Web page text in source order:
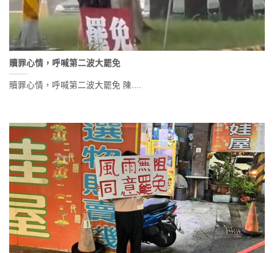
贖罪心情，呼喊第二波大罷免
贖罪心情，呼喊第二波大罷免 陳....